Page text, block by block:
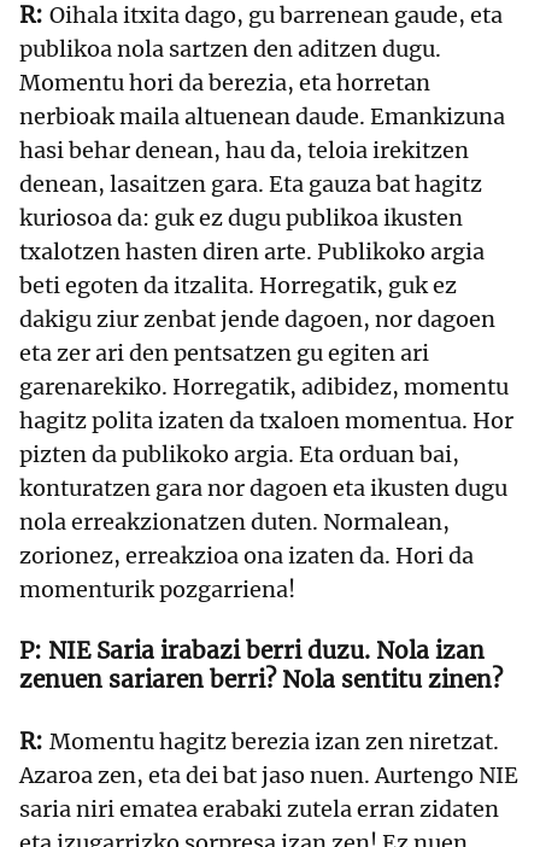
Oihala itxita dago, gu barrenean gaude, eta
publikoa nola sartzen den aditzen dugu.
Momentu hori da berezia, eta horretan
nerbioak maila altuenean daude. Emankizuna
hasi behar denean, hau da, teloia irekitzen
denean, lasaitzen gara. Eta gauza bat hagitz
kuriosoa da: guk ez dugu publikoa ikusten
txalotzen hasten diren arte. Publikoko argia
beti egoten da itzalita. Horregatik, guk ez
dakigu ziur zenbat jende dagoen, nor dagoen
eta zer ari den pentsatzen gu egiten ari
garenarekiko. Horregatik, adibidez, momentu
hagitz polita izaten da txaloen momentua. Hor
pizten da publikoko argia. Eta orduan bai,
konturatzen gara nor dagoen eta ikusten dugu
nola erreakzionatzen duten. Normalean,
zorionez, erreakzioa ona izaten da. Hori da
momenturik pozgarriena!
NIE Saria irabazi berri duzu. Nola izan
zenuen sariaren berri? Nola sentitu zinen?
Momentu hagitz berezia izan zen niretzat.
Azaroa zen, eta dei bat jaso nuen. Aurtengo NIE
saria niri ematea erabaki zutela erran zidaten